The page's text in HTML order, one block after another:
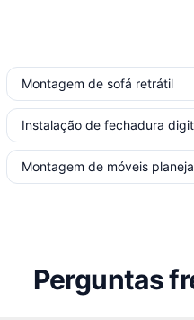
Montagem de sofá retrátil
Instalação de fechadura
Montagem de móveis
Perguntas